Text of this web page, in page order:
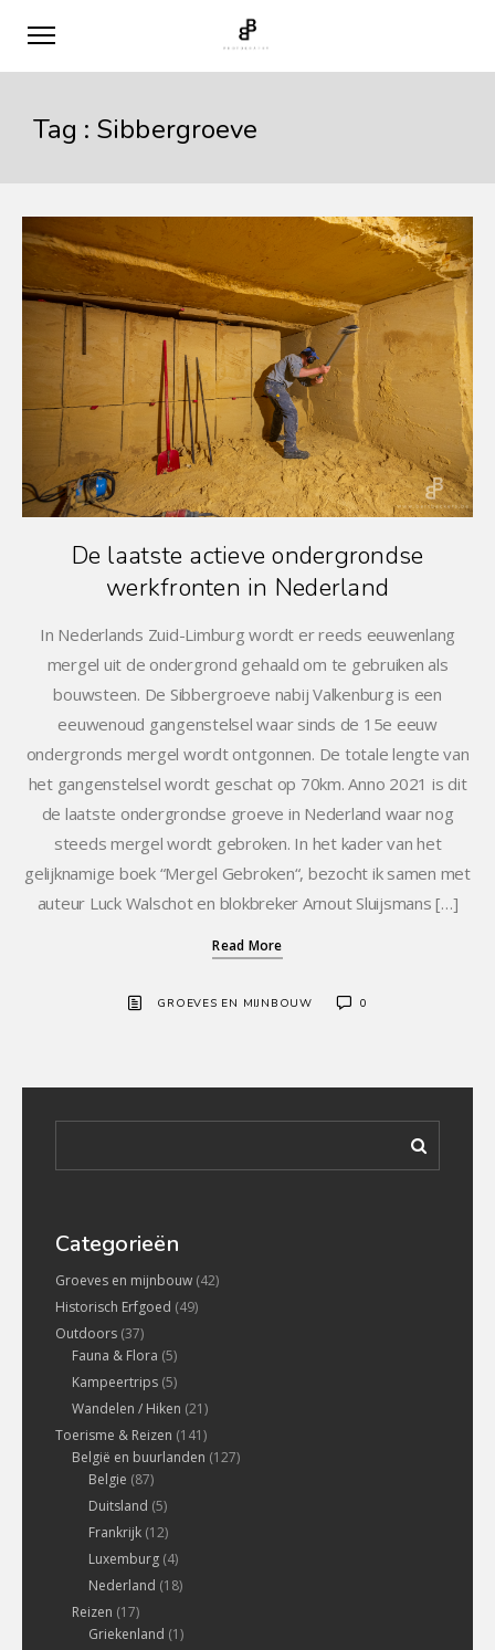
Tag : Sibbergroeve
De laatste actieve ondergrondse
werkfronten in Nederland
In Nederlands Zuid-Limburg wordt er reeds eeuwenlang
mergel uit de ondergrond gehaald om te gebruiken als
bouwsteen. De Sibbergroeve nabij Valkenburg is een
eeuwenoud gangenstelsel waar sinds de 15e eeuw
ondergronds mergel wordt ontgonnen. De totale lengte van
het gangenstelsel wordt geschat op 70km. Anno 2021 is dit
de laatste ondergrondse groeve in Nederland waar nog
steeds mergel wordt gebroken. In het kader van het
gelijknamige boek “Mergel Gebroken“, bezocht ik samen met
auteur Luck Walschot en blokbreker Arnout Sluijsmans […]
Read More
GROEVES EN MIJNBOUW 0
Categorieën
Groeves en mijnbouw (42)
Historisch Erfgoed (49)
Outdoors (37)
Fauna & Flora (5)
Kampeertrips (5)
Wandelen / Hiken (21)
Toerisme & Reizen (141)
België en buurlanden (127)
Belgie (87)
Duitsland (5)
Frankrijk (12)
Luxemburg (4)
Nederland (18)
Reizen (17)
Griekenland (1)